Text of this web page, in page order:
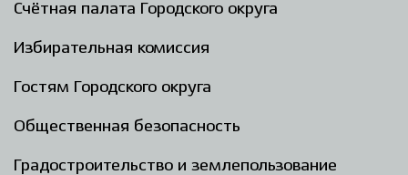
Счётная палата Городского округа
Избирательная комиссия
Гостям Городского округа
Общественная безопасность
Градостроительство и землепользование